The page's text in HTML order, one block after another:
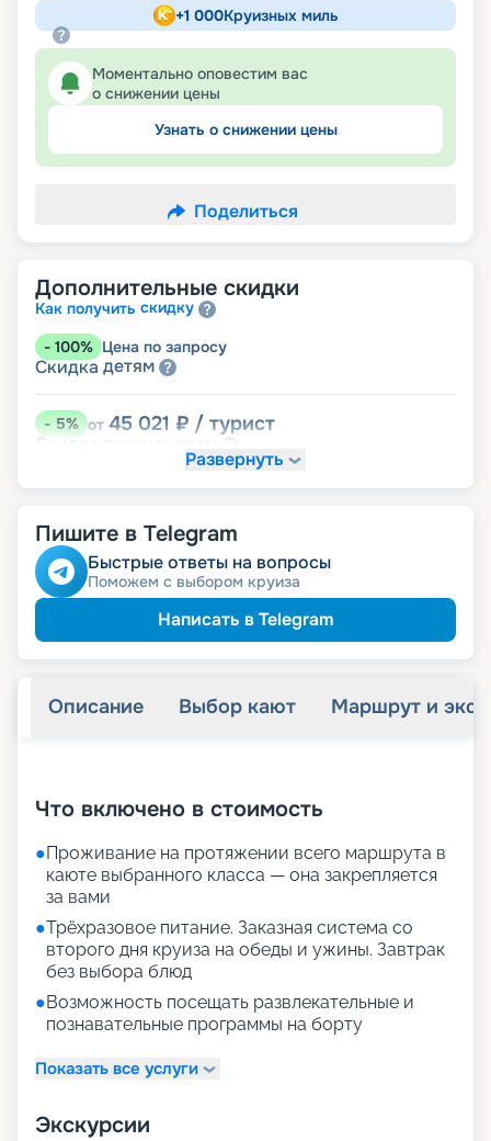
+1 000Круизных миль
Моментально оповестим вас
о снижении цены
Узнать о снижении цены
Поделиться
Дополнительные скидки
Как получить скидку
- 100% Цена по запросу
Скидка детям
-5% от 45 021 ₽ / турист
Скидка
Развернуть
Пишите в Telegram
Быстрые ответы на вопросы
Поможем с выбором круиза
Написать в Telegram
Описание Выбор кают Маршрут и
Что включено в стоимость
●Проживание на протяжении всего маршрута в
каюте выбранного класса — она закрепляется
за вами
●Трёхразовое питание. Заказная система со
второго дня круиза на обеды и ужины. Завтрак
без выбора блюд
●Возможность посещать развлекательные и
познавательные программы на борту
Показать все услуги
Экскурсии